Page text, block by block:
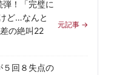
弾！「完璧に
ど…なんと
の絶叫22
元記事 →
５回８失点の